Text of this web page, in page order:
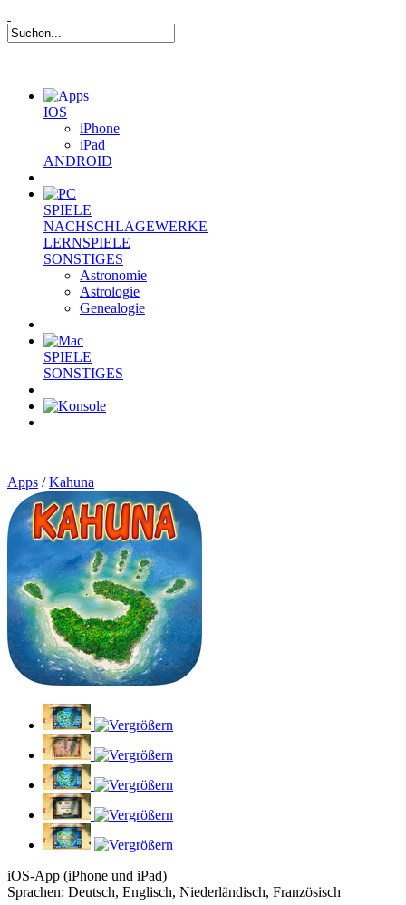
IOS
iPhone
iPad
ANDROID
SPIELE
NACHSCHLAGEWERKE
LERNSPIELE
SONSTIGES
Astronomie
Astrologie
Genealogie
SPIELE
SONSTIGES
Apps /Kahuna
iOS-App (iPhone und iPad)
Sprachen: Deutsch, Englisch, Niederländisch, Französisch